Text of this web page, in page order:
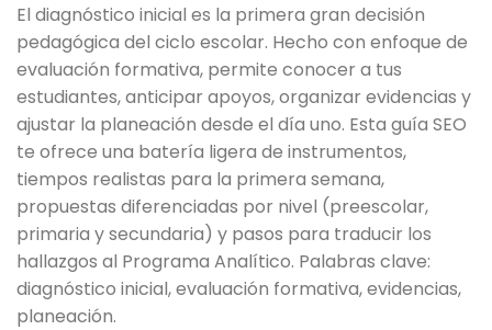
El diagnóstico inicial es la primera gran decisión
pedagógica del ciclo escolar. Hecho con enfoque de
evaluación formativa, permite conocer a tus
estudiantes, anticipar apoyos, organizar evidencias y
ajustar la planeación desde el día uno. Esta guía SEO
te ofrece una batería ligera de instrumentos,
tiempos realistas para la primera semana,
propuestas diferenciadas por nivel (preescolar,
primaria y secundaria) y pasos para traducir los
hallazgos al Programa Analítico. Palabras clave:
diagnóstico inicial, evaluación formativa, evidencias,
planeación.